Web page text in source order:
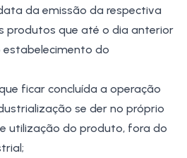
da emissão da respectiva
produtos que até o dia anterior
do
ficar concluída a operação
se der no próprio
utilização do produto, fora do